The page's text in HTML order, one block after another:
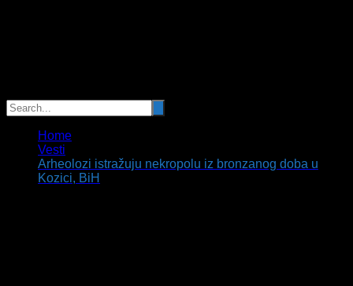
Home
Vesti
Arheolozi istražuju nekropolu iz bronzanog doba u
Kozici, BiH